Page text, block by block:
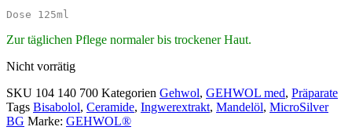
Dose 125ml
Zur täglichen Pflege normaler bis trockener Haut.
Nicht vorrätig
SKU 104 140 700 Kategorien Gehwol, GEHWOL med, Präparate
Tags Bisabolol, Ceramide, Ingwerextrakt, Mandelöl, MicroSilver
BG Marke: GEHWOL®